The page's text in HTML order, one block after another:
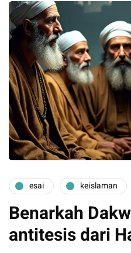
esai keislaman
Benarkah
antitesis dari